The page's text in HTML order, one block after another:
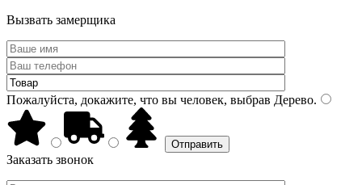
Вызвать замерщика
Пожалуйста, докажите, что вы человек, выбрав Дерево.
Заказать звонок